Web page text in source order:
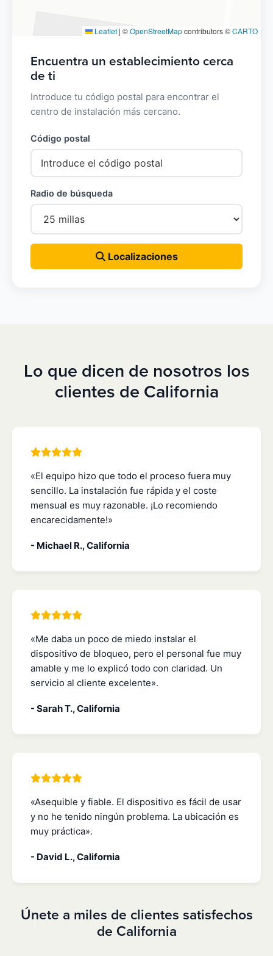
Leaflet | ©OpenStreetMapcontributors ©CARTO
Encuentra un establecimiento cerca
de ti
Introduce tu código postal para encontrar el
centro de instalación más cercano.
Código postal
Radio de búsqueda
Localizaciones
Lo que dicen de nosotros los
clientes de California
«El equipo hizo que todo el proceso fuera muy
sencillo. La instalación fue rápida y el coste
mensual es muy razonable. ¡Lo recomiendo
encarecidamente!»
- Michael R., California
«Me daba un poco de miedo instalar el
dispositivo de bloqueo, pero el personal fue muy
amable y me lo explicó todo con claridad. Un
servicio al cliente excelente».
- Sarah T., California
«Asequible y fiable. El dispositivo es fácil de usar
y no he tenido ningún problema. La ubicación es
muy práctica».
- David L., California
Únete a miles de clientes satisfechos
de California